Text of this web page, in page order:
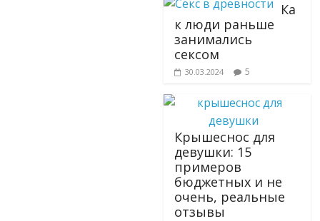
Ка
к люди раньше
занимались
сексом
30.03.2024 5
Крышеснос для
девушки: 15
примеров
бюджетных и не
очень, реальные
отзывы